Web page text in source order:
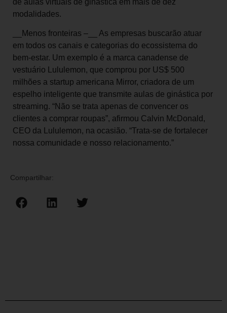
modalidades.
__Menos fronteiras –__ As empresas buscarão atuar
em todos os canais e categorias do ecossistema do
bem-estar. Um exemplo é a marca canadense de
vestuário Lululemon, que comprou por US$ 500
milhões a startup americana Mirror, criadora de um
espelho inteligente que transmite aulas de ginástica por
streaming. “Não se trata apenas de convencer os
clientes a comprar roupas”, afirmou Calvin McDonald,
CEO da Lululemon, na ocasião. “Trata-se de fortalecer
nossa comunidade e nosso relacionamento.”
Compartilhar: